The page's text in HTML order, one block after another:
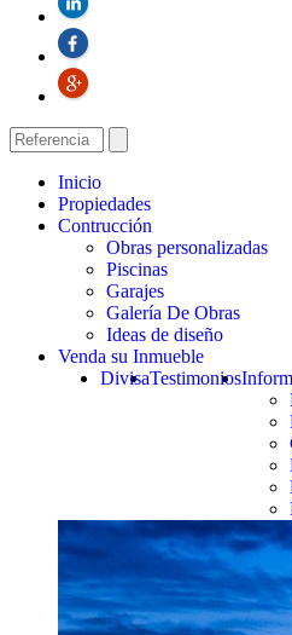
Inicio
Propiedades
Contrucción
Obras personalizadas
Piscinas
Garajes
Galería De Obras
Ideas de diseño
Venda su Inmueble
Testimonios
Divisa